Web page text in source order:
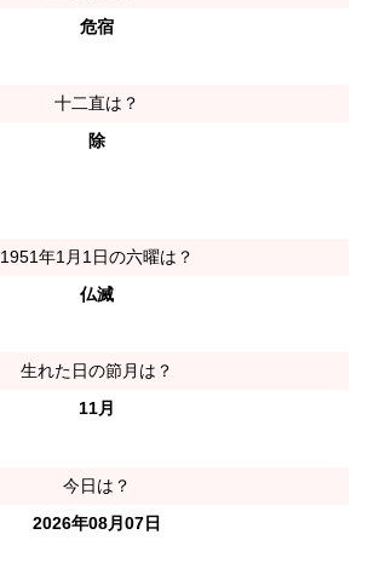
危宿
十二直は？
除
1951年1月1日の六曜は？
仏滅
生れた日の節月は？
11月
今日は？
2026年08月07日